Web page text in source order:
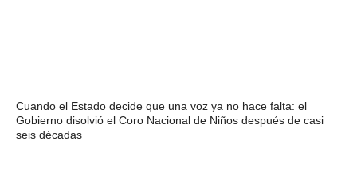
Cuando el Estado decide que una voz ya no hace falta: el
Gobierno disolvió el Coro Nacional de Niños después de casi
seis décadas